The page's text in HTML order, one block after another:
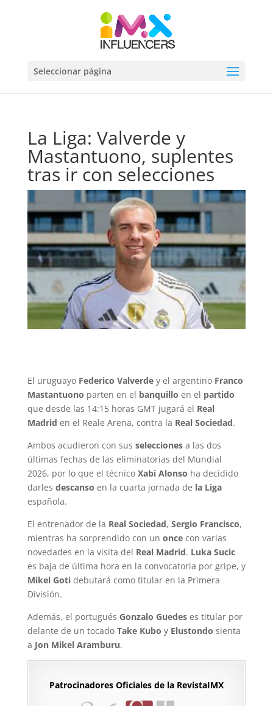
Seleccionar página
La Liga: Valverde y
Mastantuono, suplentes
tras ir con selecciones
El uruguayo Federico Valverdey el argentino Franco
Mastantuono parten en el banquillo en el partido
que desde las 14:15 horas GMT jugará el Real
Madrid en el Reale Arena, contra la Real Sociedad.
Ambos acudieron con sus seleccionesa las dos
últimas fechas de las eliminatorias del Mundial
2026, por lo que el técnico Xabi Alonso ha decidido
darles descanso en la cuarta jornada de la Liga
española.
El entrenador de la Real Sociedad, Sergio Francisco,
mientras ha sorprendido con un oncecon varias
novedades en la visita del Real Madrid. Luka Sucic
es baja de última hora en la convocatoria por gripe, y
Mikel Gotidebutará como titular en la Primera
División.
Además, el portugués Gonzalo Guedeses titular por
delante de un tocado Take Kubo y Elustondo sienta
a Jon Mikel Aramburu.
Patrocinadores Oficiales de la RevistaIMX